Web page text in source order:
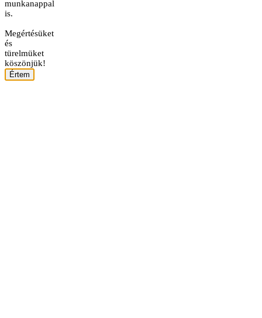
munkanappal
is.
Megértésüket
és
türelmüket
köszönjük!
Értem